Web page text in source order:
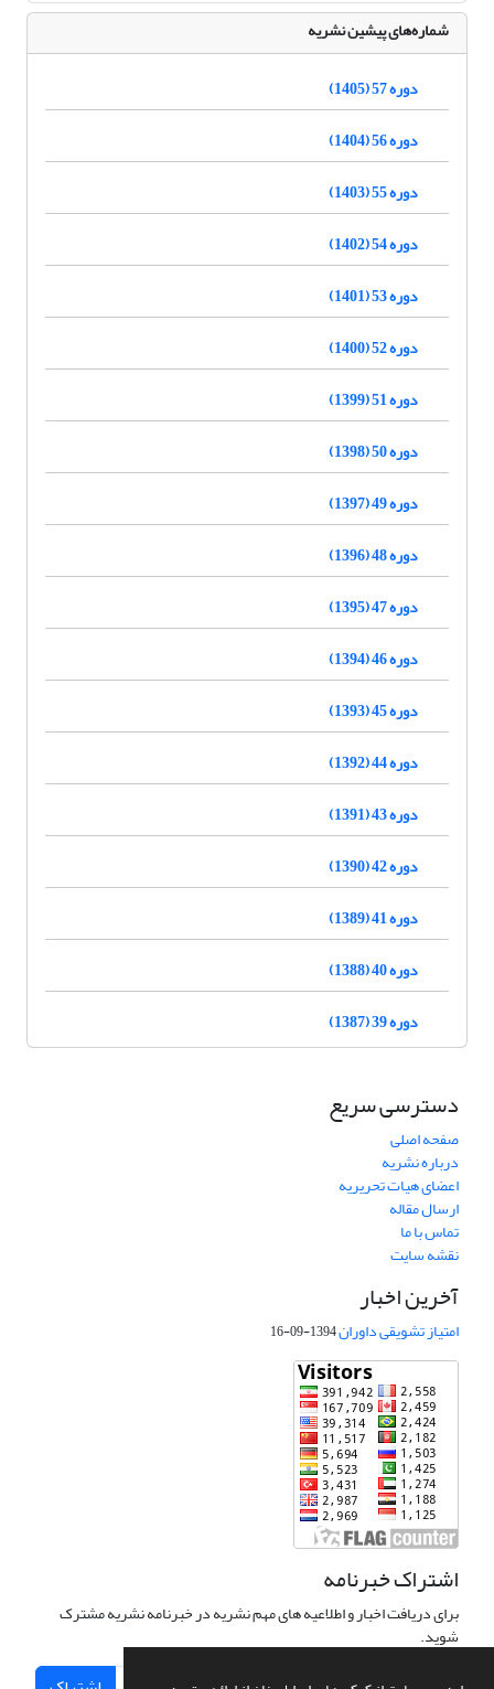
شماره‌های پیشین نشریه
دوره 57 (1405)
دوره 56 (1404)
دوره 55 (1403)
دوره 54 (1402)
دوره 53 (1401)
دوره 52 (1400)
دوره 51 (1399)
دوره 50 (1398)
دوره 49 (1397)
دوره 48 (1396)
دوره 47 (1395)
دوره 46 (1394)
دوره 45 (1393)
دوره 44 (1392)
دوره 43 (1391)
دوره 42 (1390)
دوره 41 (1389)
دوره 40 (1388)
دوره 39 (1387)
دسترسی سریع
صفحه اصلی
درباره نشریه
اعضای هیات تحریریه
ارسال مقاله
تماس با ما
نقشه سایت
آخرین اخبار
امتیاز تشویقی داوران1394-09-16
اشتراک خبرنامه
برای دریافت اخبار و اطلاعیه های مهم نشریه در خبرنامه نشریه مشترک
شوید.